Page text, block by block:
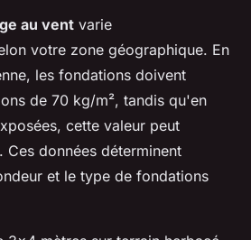
au vent varie
votre zone géographique. En
les fondations doivent
de 70 kg/m², tandis qu'en
cette valeur peut
Ces données déterminent
et le type de fondations